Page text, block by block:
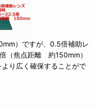
）ですが、0.5倍補助レ
（焦点距離 約150mm）
り広く確保することがで